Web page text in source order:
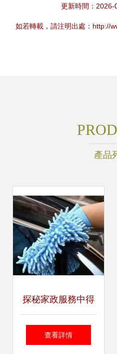
更新時間：2026-
如若轉載，請注明出處：http://
產品
探秘家政服務中得
力助手 超細纖維雪
查看詳情